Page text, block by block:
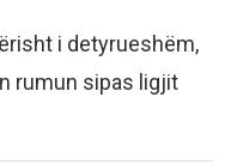
i detyrueshëm,
rumun sipas ligjit